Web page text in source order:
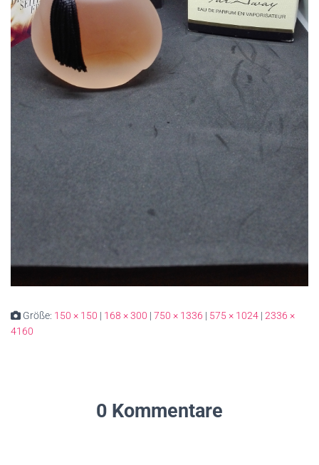
Größe: 150 × 150 | 168 × 300 | 750 × 1336 | 575 × 1024 | 2336 ×
4160
0 Kommentare